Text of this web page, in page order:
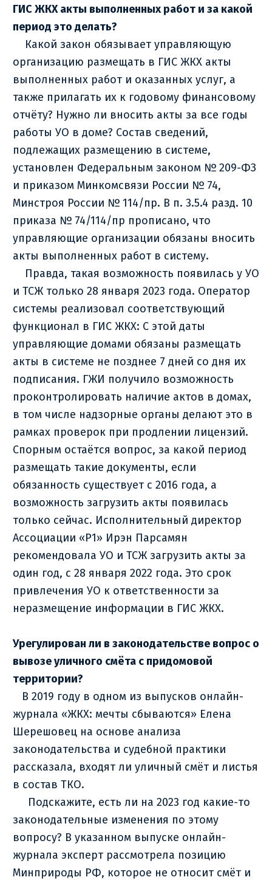
ГИС ЖКХ акты выполненных работ и за какой
период это делать?
Какой закон обязывает управляющую
организацию размещать в ГИС ЖКХ акты
выполненных работ и оказанных услуг, а
также прилагать их к годовому финансовому
отчёту? Нужно ли вносить акты за все годы
работы УО в доме? Состав сведений,
подлежащих размещению в системе,
установлен Федеральным законом № 209-ФЗ
и приказом Минкомсвязи России № 74,
Минстроя России № 114/пр. В п. 3.5.4 разд. 10
приказа № 74/114/пр прописано, что
управляющие организации обязаны вносить
акты выполненных работ в систему.
Правда, такая возможность появилась у УО
и ТСЖ только 28 января 2023 года. Оператор
системы реализовал соответствующий
функционал в ГИС ЖКХ: С этой даты
управляющие домами обязаны размещать
акты в системе не позднее 7 дней со дня их
подписания. ГЖИ получило возможность
проконтролировать наличие актов в домах,
в том числе надзорные органы делают это в
рамках проверок при продлении лицензий.
Спорным остаётся вопрос, за какой период
размещать такие документы, если
обязанность существует с 2016 года, а
возможность загрузить акты появилась
только сейчас. Исполнительный директор
Ассоциации «Р1» Ирэн Парсамян
рекомендовала УО и ТСЖ загрузить акты за
один год, с 28 января 2022 года. Это срок
привлечения УО к ответственности за
неразмещение информации в ГИС ЖКХ.
Урегулирован ли в законодательстве вопрос о
вывозе уличного смёта с придомовой
территории?
В 2019 году в одном из выпусков онлайн-
журнала «ЖКХ: мечты сбываются» Елена
Шерешовец на основе анализа
законодательства и судебной практики
рассказала, входят ли уличный смёт и листья
в состав ТКО.
Подскажите, есть ли на 2023 год какие-то
законодательные изменения по этому
вопросу? В указанном выпуске онлайн-
журнала эксперт рассмотрела позицию
Минприроды РФ, которое не относит смёт и